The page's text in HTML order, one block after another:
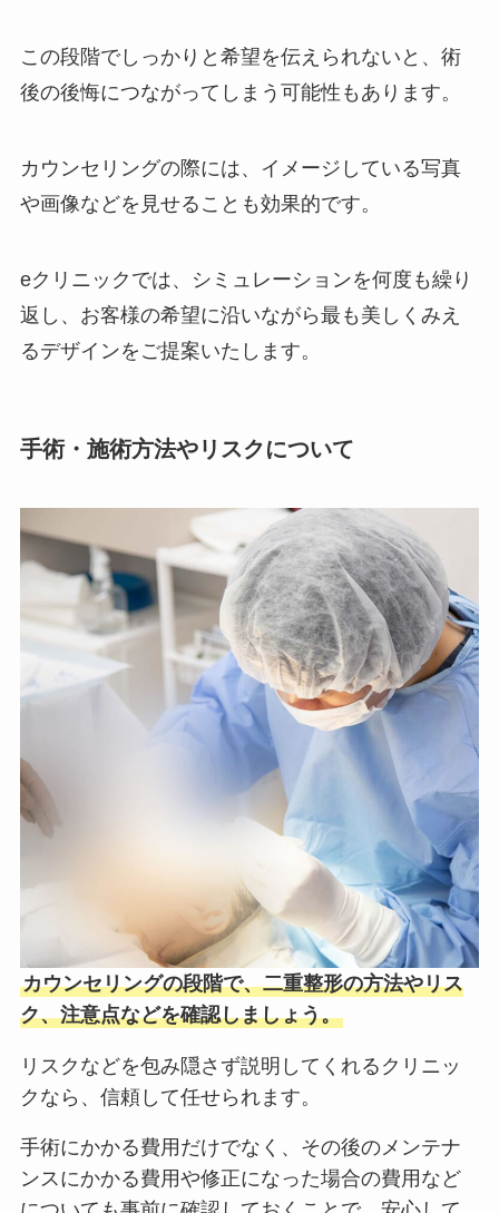
この段階でしっかりと希望を伝えられないと、術
後の後悔につながってしまう可能性もあります。
カウンセリングの際には、イメージしている写真
や画像などを見せることも効果的です。
eクリニックでは、シミュレーションを何度も繰り
返し、お客様の希望に沿いながら最も美しくみえ
るデザインをご提案いたします。
手術・施術方法やリスクについて
カウンセリングの段階で、二重整形の方法やリス
ク、注意点などを確認しましょう。
リスクなどを包み隠さず説明してくれるクリニッ
クなら、信頼して任せられます。
手術にかかる費用だけでなく、その後のメンテナ
ンスにかかる費用や修正になった場合の費用など